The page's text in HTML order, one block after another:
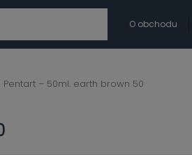
O obchodu
– 50ml. earth brown 50
modal-check